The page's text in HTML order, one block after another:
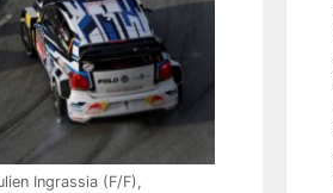
Ingrassia (F/F),